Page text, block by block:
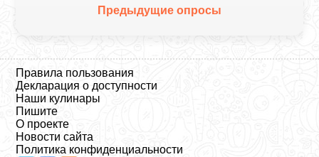
Предыдущие опросы
Правила пользования
Декларация о доступности
Наши кулинары
Пишите
О проекте
Новости сайта
Политика конфиденциальности